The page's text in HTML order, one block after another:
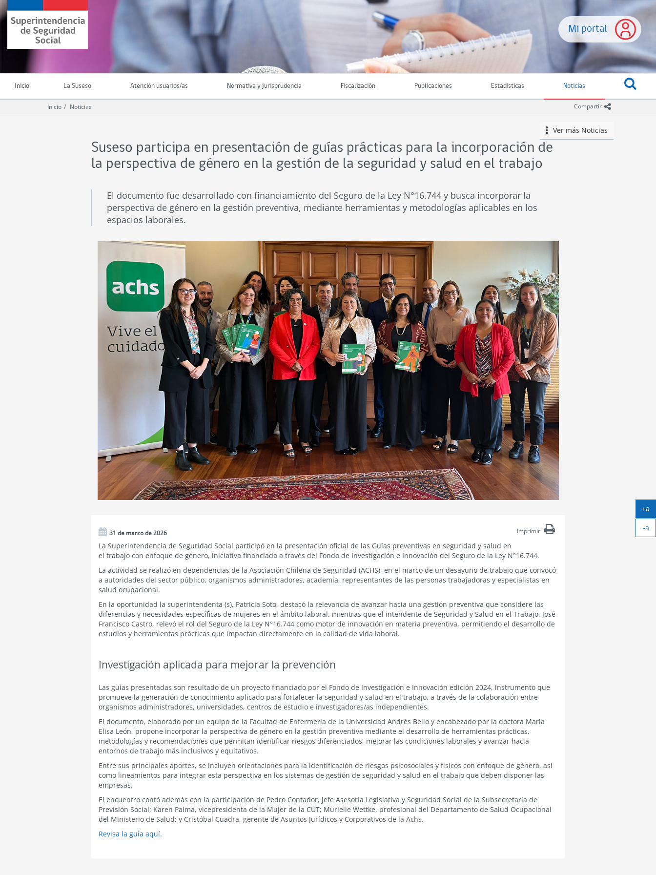
Ir
al
contenido
principal
Mi portal
Superintendencia
de
Seguridad
(SUSESO)
Chile
Inicio La Suseso Atención usuarios/as Normativa y jurisprudencia Fiscalización Publicaciones Estadísticas Noticias
Compartir icono
Inicio Noticias
icono
Ver más Noticias
Suseso participa en presentación de guías prácticas para la incorporación de
la perspectiva de género en la gestión de la seguridad y salud en el trabajo
El documento fue desarrollado con financiamiento del Seguro de la Ley N°16.744 y busca incorporar la
perspectiva de género en la gestión preventiva, mediante herramientas y metodologías aplicables en los
espacios laborales.
Imprimir
31 de marzo de 2026
La Superintendencia de Seguridad Social participó en la presentación oficial de las Guías preventivas en seguridad y salud en
el trabajo con enfoque de género, iniciativa financiada a través del Fondo de Investigación e Innovación del Seguro de la Ley N°16.744.
La actividad se realizó en dependencias de la Asociación Chilena de Seguridad (ACHS), en el marco de un desayuno de trabajo que convocó
a autoridades del sector público, organismos administradores, academia, representantes de las personas trabajadoras y especialistas en
salud ocupacional.
En la oportunidad la superintendenta (s), Patricia Soto, destacó la relevancia de avanzar hacia una gestión preventiva que considere las
diferencias y necesidades específicas de mujeres en el ámbito laboral, mientras que el intendente de Seguridad y Salud en el Trabajo, José
Francisco Castro, relevó el rol del Seguro de la Ley N°16.744 como motor de innovación en materia preventiva, permitiendo el desarrollo de
estudios y herramientas prácticas que impactan directamente en la calidad de vida laboral.
Investigación aplicada para mejorar la prevención
Las guías presentadas son resultado de un proyecto financiado por el Fondo de Investigación e Innovación edición 2024, instrumento que
promueve la generación de conocimiento aplicado para fortalecer la seguridad y salud en el trabajo, a través de la colaboración entre
organismos administradores, universidades, centros de estudio e investigadores/as independientes.
El documento, elaborado por un equipo de la Facultad de Enfermería de la Universidad Andrés Bello y encabezado por la doctora María
Elisa León, propone incorporar la perspectiva de género en la gestión preventiva mediante el desarrollo de herramientas prácticas,
metodologías y recomendaciones que permitan identificar riesgos diferenciados, mejorar las condiciones laborales y avanzar hacia
entornos de trabajo más inclusivos y equitativos.
Entre sus principales aportes, se incluyen orientaciones para la identificación de riesgos psicosociales y físicos con enfoque de género, así
como lineamientos para integrar esta perspectiva en los sistemas de gestión de seguridad y salud en el trabajo que deben disponer las
empresas.
El encuentro contó además con la participación de Pedro Contador, jefe Asesoría Legislativa y Seguridad Social de la Subsecretaría de
Previsión Social; Karen Palma, vicepresidenta de la Mujer de la CUT; Murielle Wettke, profesional del Departamento de Salud Ocupacional
del Ministerio de Salud; y Cristóbal Cuadra, gerente de Asuntos Jurídicos y Corporativos de la Achs.
Revisa la guía aquí.
+a
-a